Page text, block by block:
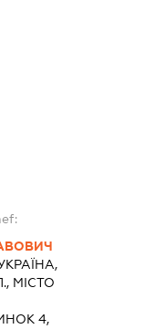
МІСТО
4,